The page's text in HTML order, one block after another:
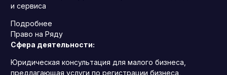
и сервиса
Подробнее
Право на Ряду
Сфера деятельности:
Юридическая консультация для малого бизнеса,
предлагающая услуги по регистрации бизнеса,